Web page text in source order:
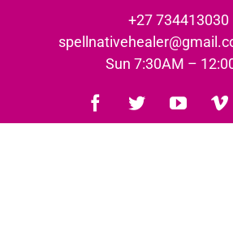
+27 734413030
Sun 7:30AM –
Facebook
Twitter